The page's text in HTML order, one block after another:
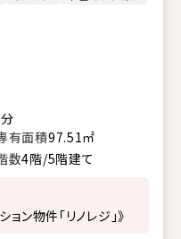
有面積97.51㎡
数4階/5階建て
ン物件「リノレジ」》